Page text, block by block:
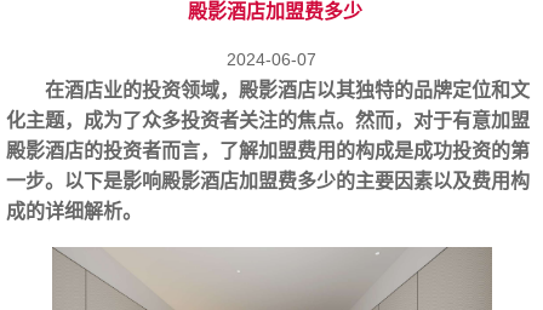
殿影酒店加盟费多少
2024-06-07
在酒店业的投资领域，殿影酒店以其独特的品牌定位和文
化主题，成为了众多投资者关注的焦点。然而，对于有意加盟
殿影酒店的投资者而言，了解加盟费用的构成是成功投资的第
一步。以下是影响殿影酒店加盟费多少的主要因素以及费用构
成的详细解析。